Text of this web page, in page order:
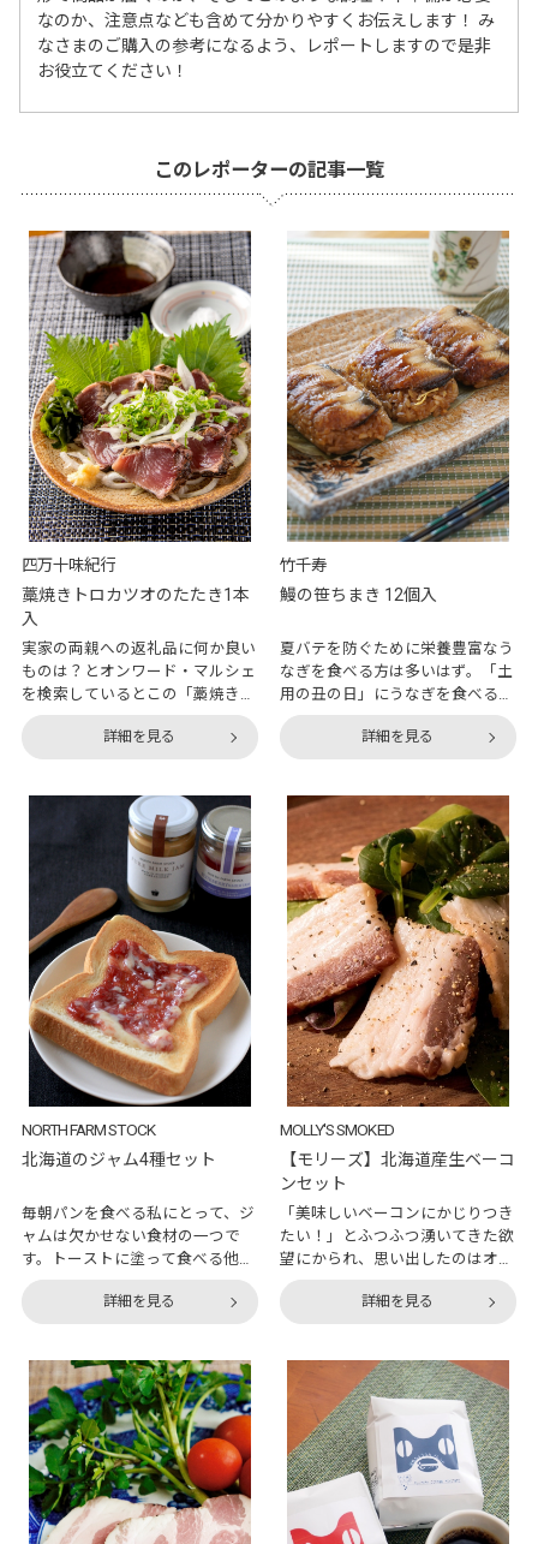
なのか、注意点なども含めて分かりやすくお伝えします！ み
なさまのご購入の参考になるよう、レポートしますので是非
お役立てください！
このレポーターの記事一覧
四万十味紀行
藁焼きトロカツオのたたき1本
入
実家の両親への返礼品に何か良い
ものは？とオンワード・マルシェ
を検索しているとこの「藁焼きト
見。お酒が好きな両親へぴったり
な商品に、ついでに自分の分まで
購入してしまいました。高知県の
名物料理、カツオの藁焼きは本場
の味を体験済みですが、なぜ藁で
焼くカツオはあんなにも美味しい
のでしょうか？理由は、藁の炎は
一瞬で高温になり、表面を一気に
焼くことができるから。なので外
側はしっかりとした焼き目が付
き、中身は程よく生の状態で、旨
味をしっかり閉じ込められるので
す。また、藁の香りがカツオに移
り、芳ばし
詳細を見る
竹千寿
鰻の笹ちまき 12個入
夏バテを防ぐために栄養豊富なう
なぎを食べる方は多いはず。「土
用の丑の日」にうなぎを食べる風
内が考えたといわれています。な
に「う」の付く食べ物を口にする
と夏バテしないという言い伝えを
もとにして、「本日、丑の日」と
いう看板を店先に出すよう勧めた
ところ、そのうなぎ屋が大変繁
盛、他のうなぎ屋も真似をするよ
うになったのだとか。平賀源内が
生きていた江戸時代には、うなぎ
が夏バテ予防に効果があるという
科学的な根拠はありませんでし
た。しかし偶然とは凄いもので、
事実うなぎは栄養豊富で、疲労回
復に効果が
詳細を見る
NORTH FARM STOCK
北海道のジャム4種セット
毎朝パンを食べる私にとって、ジ
ャムは欠かせない食材の一つで
す。トーストに塗って食べる他に
かけるソースに使うなど、使い勝
ありました。普段なら近所のスー
パーで購入するのですが、たまに
は上質なジャムを味わってみよう
と思い立ち、早速オンワード・マ
ルシェで検索して見つけたのが今
回紹介する逸品です。箱を開ける
と見た目にも美しいジャムが現れ
ました。こちらの逸品をよく見る
詳細を見る
MOLLY'S SMOKED
【モリーズ】北海道産生ベーコ
ンセット
「美味しいベーコンにかじりつき
たい！」とふつふつ湧いてきた欲
望にかられ、思い出したのはオン
記事。『MOLLY'SSMOKED』とい
ットで審査員からの称賛を集めて
いたんですよね。そこで調べてみ
たところ「ラベンダーポーク」と
いった北海道産豚肉のベーコンを
発見。本場パルマの伝統的な生ハ
ムづくりに使用される、肥育期間
の長い上質なお肉なのだそう。北
海道産かイタリア産か、悩みに悩
詳細を見る